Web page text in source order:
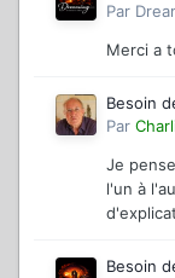
Par
Merci a
Besoin
Par
Je
l'un à
Besoin